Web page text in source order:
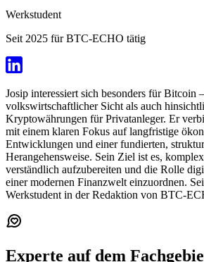
Werkstudent
Seit 2025 für BTC-ECHO tätig
Josip interessiert sich besonders für Bitcoin
volkswirtschaftlicher Sicht als auch
Kryptowährungen für Privatanleger. Er
mit einem klaren Fokus auf langfristige
Entwicklungen und einer fundierten,
Herangehensweise. Sein Ziel ist es,
verständlich aufzubereiten und die Rolle
einer modernen Finanzwelt einzuordnen.
Werkstudent in der Redaktion von BTC-
Experte auf dem